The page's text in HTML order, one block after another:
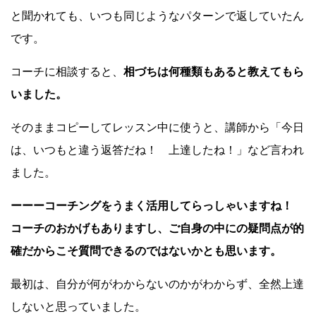
と聞かれても、いつも同じようなパターンで返していたん
です。
コーチに相談すると、 相づちは何種類もあると教えてもら
いました。
そのままコピーしてレッスン中に使うと、講師から「今日
は、いつもと違う返答だね！ 上達したね！」など言われ
ました。
ーーーコーチングをうまく活用してらっしゃいますね！
コーチのおかげもありますし、ご自身の中にの疑問点が的
確だからこそ質問できるのではないかとも思います。
最初は、自分が何がわからないのかがわからず、全然上達
しないと思っていました。